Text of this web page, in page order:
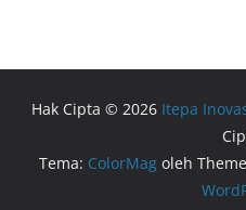
Hak Cipta © 2026 Itepa
Tema: ColorMag oleh